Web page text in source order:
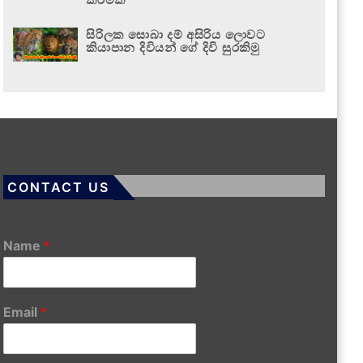
සිරිලක සොබා දම් අසිරිය ලොවට
කියාපාන දිවියන් ගේ දිවි සුරකිමු
CONTACT US
Name *
Email *